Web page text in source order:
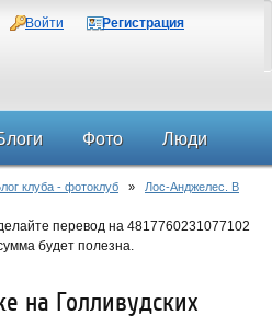
Войти Регистрация
Фото Люди
клуба - фотоклуб » Лос-Анджелес. В
перевод на 4817760231077102
будет полезна.
на Голливудских